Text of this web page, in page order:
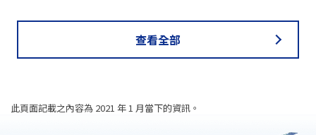
查看全部
此頁面記載之內容為 2021 年 1 月當下的資訊。